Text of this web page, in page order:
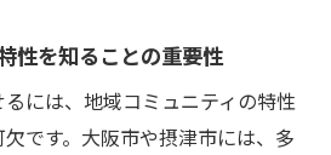
における価格トレンド
バランスを理解する
場に与える影響
性を知ることの重要性
には、地域コミュニティの特性
です。大阪市や摂津市には、多